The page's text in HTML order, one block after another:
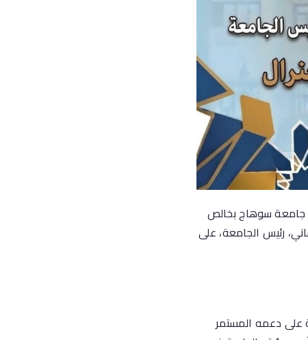
– جامعة سوهاج بخالص
رئيس الجامعة، على
على دعمه المستمر